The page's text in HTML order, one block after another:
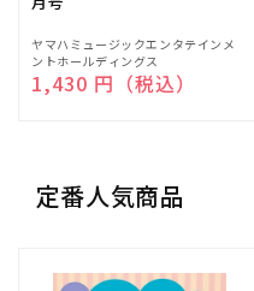
販
売
元:
ヤマハミュージックエンタテインメ
ントホールディングス
通常価格
1,430 円（税込）
定番人気商品